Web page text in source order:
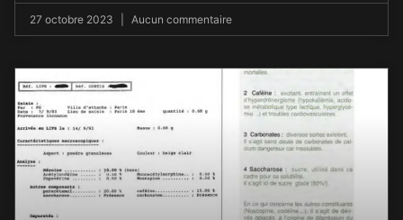
27 octobre 2023 Aucun commentaire